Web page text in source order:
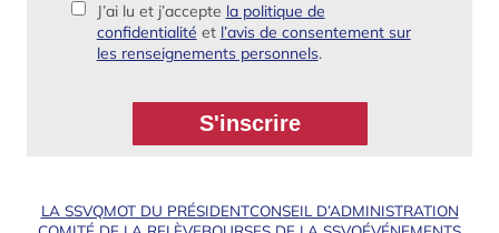
J’ai lu et j’accepte la politique de
confidentialité et l’avis de consentement sur
les renseignements personnels.
LA SSVQMOT DU PRÉSIDENTCONSEIL D’ADMINISTRATION